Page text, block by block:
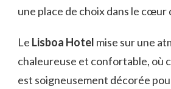
une place de choix dans le cœur
Le Lisboa Hotel mise sur une
chaleureuse et confortable, où
est soigneusement décorée